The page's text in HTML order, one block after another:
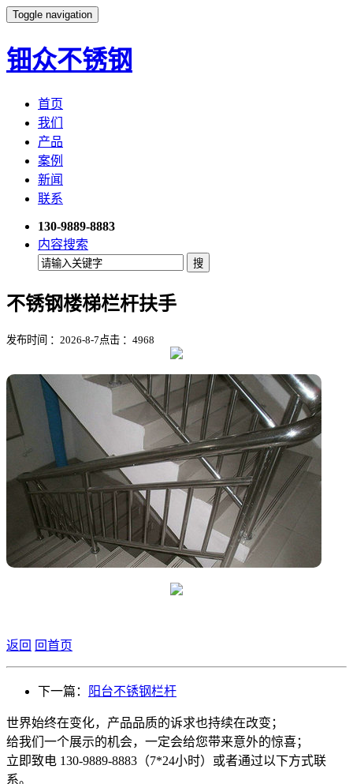
Toggle navigation
钿众不锈钢
首页
我们
产品
案例
新闻
联系
130-9889-8883
内容搜索
不锈钢楼梯栏杆扶手
发布时间 ：2026-8-7 点击 ： 4968
返回 回首页
下一篇： 阳台不锈钢栏杆
世界始终在变化，产品品质的诉求也持续在改变；
给我们一个展示的机会，一定会给您带来意外的惊喜；
立即致电 130-9889-8883（7*24小时）或者通过以下方式联
系。